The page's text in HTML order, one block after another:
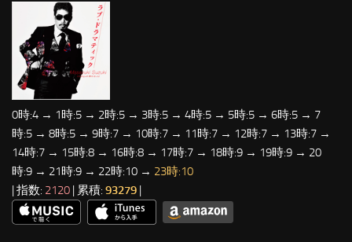
0時:4 → 1時:5 → 2時:5 → 3時:5 → 4時:5 → 5時:5 → 6時:5 → 7
時:5 → 8時:5 → 9時:7 → 10時:7 → 11時:7 → 12時:7 → 13時:7 →
14時:7 → 15時:8 → 16時:8 → 17時:7 → 18時:9 → 19時:9 → 20
時:9 → 21時:9 → 22時:10 → 23時:10
| 指数: 2120 | 累積: 93279 |